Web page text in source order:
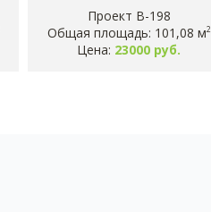
Проект B-198
Общая площадь: 101,08 м2
Цена: 23000 руб.